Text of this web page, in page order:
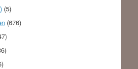
(5)
(676)